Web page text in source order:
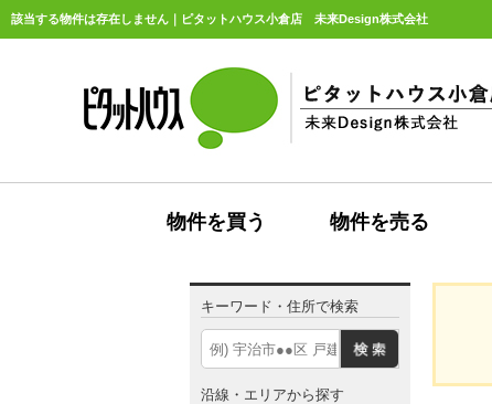
該当する物件は存在しません｜ピタットハウス小倉店 未来Design株式会社
物件を買う 物件を売る
キーワード・住所で検索
沿線・エリアから探す